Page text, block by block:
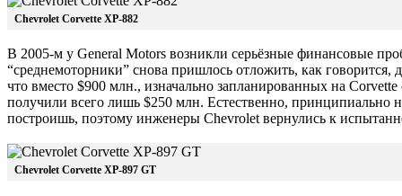
Chevrolet Corvette XP-882
В 2005-м у General Motors возникли серьёзные финансовые
“среднемоторники” снова пришлось отложить, как
что вместо $900 млн., изначально запланированных на
получили всего лишь $250 млн. Естественно, принципиально
построишь, поэтому инженеры Chevrolet вернулись к
Chevrolet Corvette XP-897 GT